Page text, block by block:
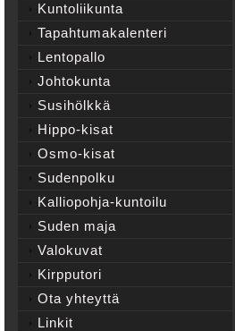
Kuntoliikunta
Tapahtumakalenteri
Lentopallo
Johtokunta
Susihölkkä
Hippo-kisat
Osmo-kisat
Sudenpolku
Kalliopohja-kuntoilu
Suden maja
Valokuvat
Kirpputori
Ota yhteyttä
Linkit